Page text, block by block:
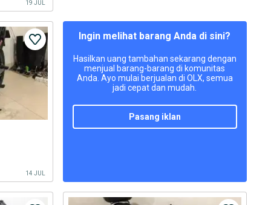
19 JUL
14 JUL
Ingin melihat barang Anda di sini?
Hasilkan uang tambahan sekarang dengan
menjual barang-barang di komunitas
Anda. Ayo mulai berjualan di OLX, semua
jadi cepat dan mudah.
pasang iklan